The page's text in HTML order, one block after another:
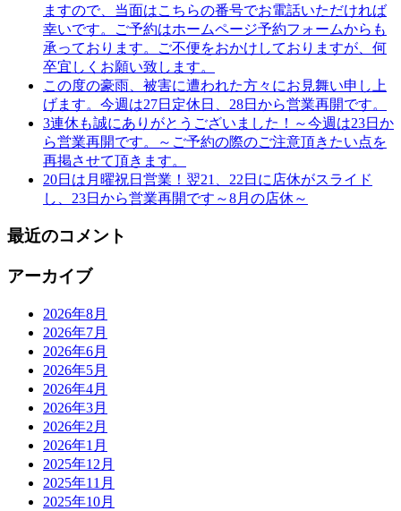
ますので、当面はこちらの番号でお電話いただければ
幸いです。ご予約はホームページ予約フォームからも
承っております。ご不便をおかけしておりますが、何
卒宜しくお願い致します。
この度の豪雨、被害に遭われた方々にお見舞い申し上
げます。今週は27日定休日、28日から営業再開です。
3連休も誠にありがとうございました！～今週は23日か
ら営業再開です。～ご予約の際のご注意頂きたい点を
再掲させて頂きます。
20日は月曜祝日営業！翌21、22日に店休がスライド
し、23日から営業再開です～8月の店休～
最近のコメント
アーカイブ
2026年8月
2026年7月
2026年6月
2026年5月
2026年4月
2026年3月
2026年2月
2026年1月
2025年12月
2025年11月
2025年10月